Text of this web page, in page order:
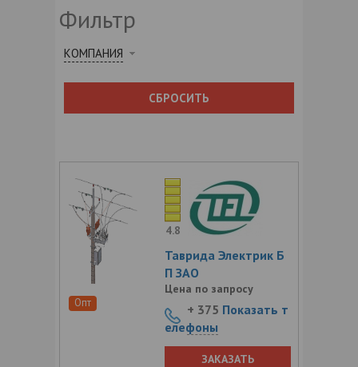
Фильтр
КОМПАНИЯ
СБРОСИТЬ
Опт
4.8
Таврида Электрик Б
П ЗАО
Цена по запросу
+ 375 Показать т
елефоны
ЗАКАЗАТЬ